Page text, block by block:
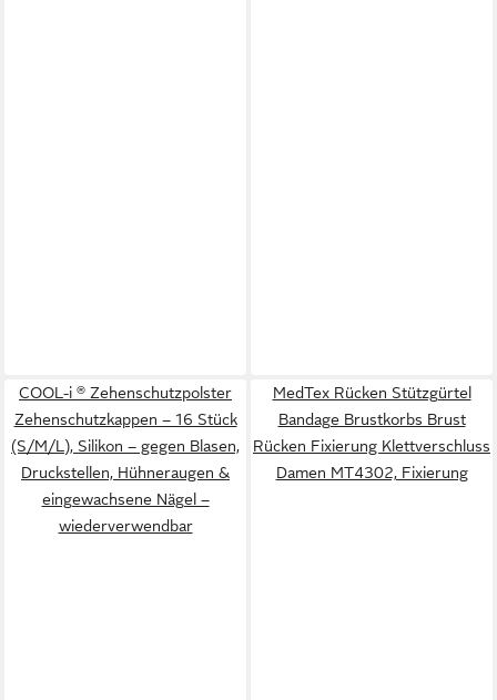
COOL-i ® Zehenschutzpolster
Zehenschutzkappen – 16 Stück
(S/M/L), Silikon – gegen Blasen,
Druckstellen, Hühneraugen &
eingewachsene Nägel –
wiederverwendbar
MedTex Rücken Stützgürtel
Bandage Brustkorbs Brust
Rücken Fixierung Klettverschluss
Damen MT4302, Fixierung